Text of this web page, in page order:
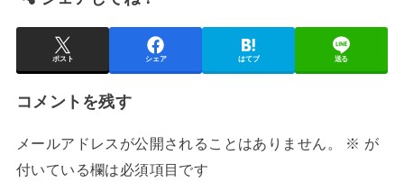
ポスト シェア はてブ 送る
コメントを残す
メールアドレスが公開されることはありません。 ※ が
付いている欄は必須項目です